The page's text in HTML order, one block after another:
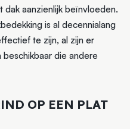
dak aanzienlijk beïnvloeden.
is al decennialang
te zijn, al zijn er
die andere
OP EEN PLAT